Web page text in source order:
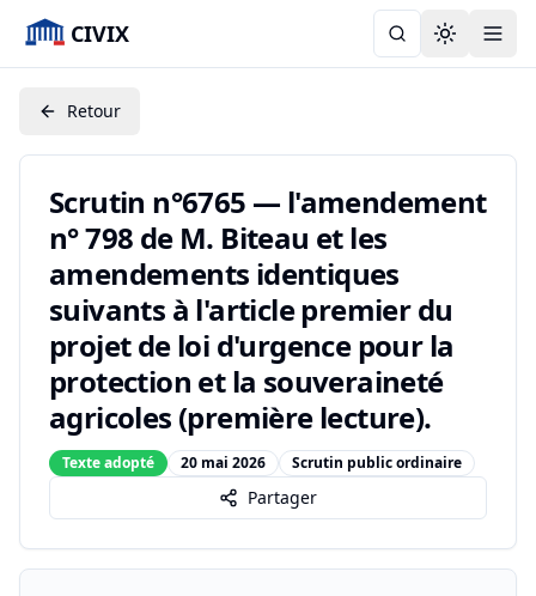
CIVIX Toggle
Retour
Scrutin n°6765 — l'amendement
n° 798 de M. Biteau et les
amendements identiques
suivants à l'article premier du
projet de loi d'urgence pour la
protection et la souveraineté
agricoles (première lecture).
Texte adopté 20 mai 2026 Scrutin public ordinaire
Partager